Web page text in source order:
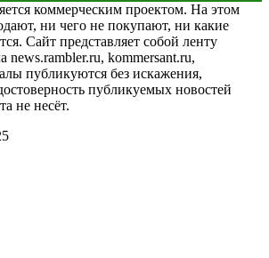
коммерческим проектом. На этом
ни чего не покупают, ни какие
Сайт представляет собой ленту
news.rambler.ru, kommersant.ru,
публикуются без искажения,
публикуемых новостей
не несёт.